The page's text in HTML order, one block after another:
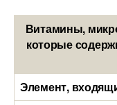
Витамины,
которые
Элемент,